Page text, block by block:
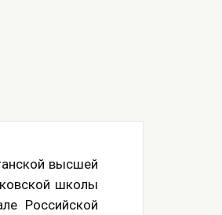
высшей
школы
Российской